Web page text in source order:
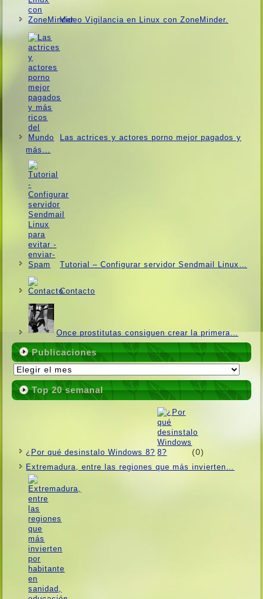
Video Vigilancia en Linux con ZoneMinder.
Las actrices y actores porno mejor pagados y
más…
Tutorial – Configurar servidor Sendmail Linux…
Contacto
Once prostitutas consiguen crear la primera…
Publicaciones
Publicaciones
Top 20 semanal
¿Por qué desinstalo Windows 8? (0)
Extremadura, entre las regiones que más invierten…